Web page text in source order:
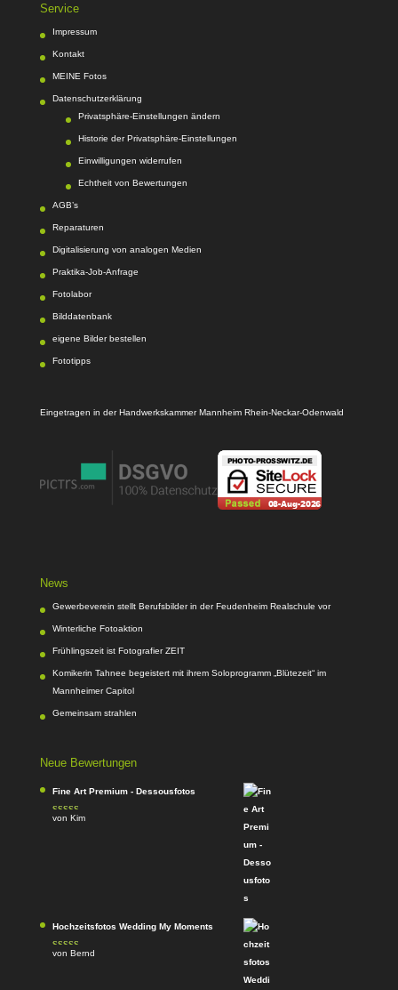
Service
Impressum
Kontakt
MEINE Fotos
Datenschutzerklärung
Privatsphäre-Einstellungen ändern
Historie der Privatsphäre-Einstellungen
Einwilligungen widerrufen
Echtheit von Bewertungen
AGB’s
Reparaturen
Digitalisierung von analogen Medien
Praktika-Job-Anfrage
Fotolabor
Bilddatenbank
eigene Bilder bestellen
Fototipps
Eingetragen in der Handwerkskammer Mannheim Rhein-Neckar-Odenwald
News
Gewerbeverein stellt Berufsbilder in der Feudenheim Realschule vor
Winterliche Fotoaktion
Frühlingszeit ist Fotografier ZEIT
Komikerin Tahnee begeistert mit ihrem Soloprogramm „Blütezeit“ im
Mannheimer Capitol
Gemeinsam strahlen
Neue Bewertungen
Fine Art Premium - Dessousfotos
Bewertet
von Kim
Hochzeitsfotos Wedding My Moments
Bewertet
von Bernd